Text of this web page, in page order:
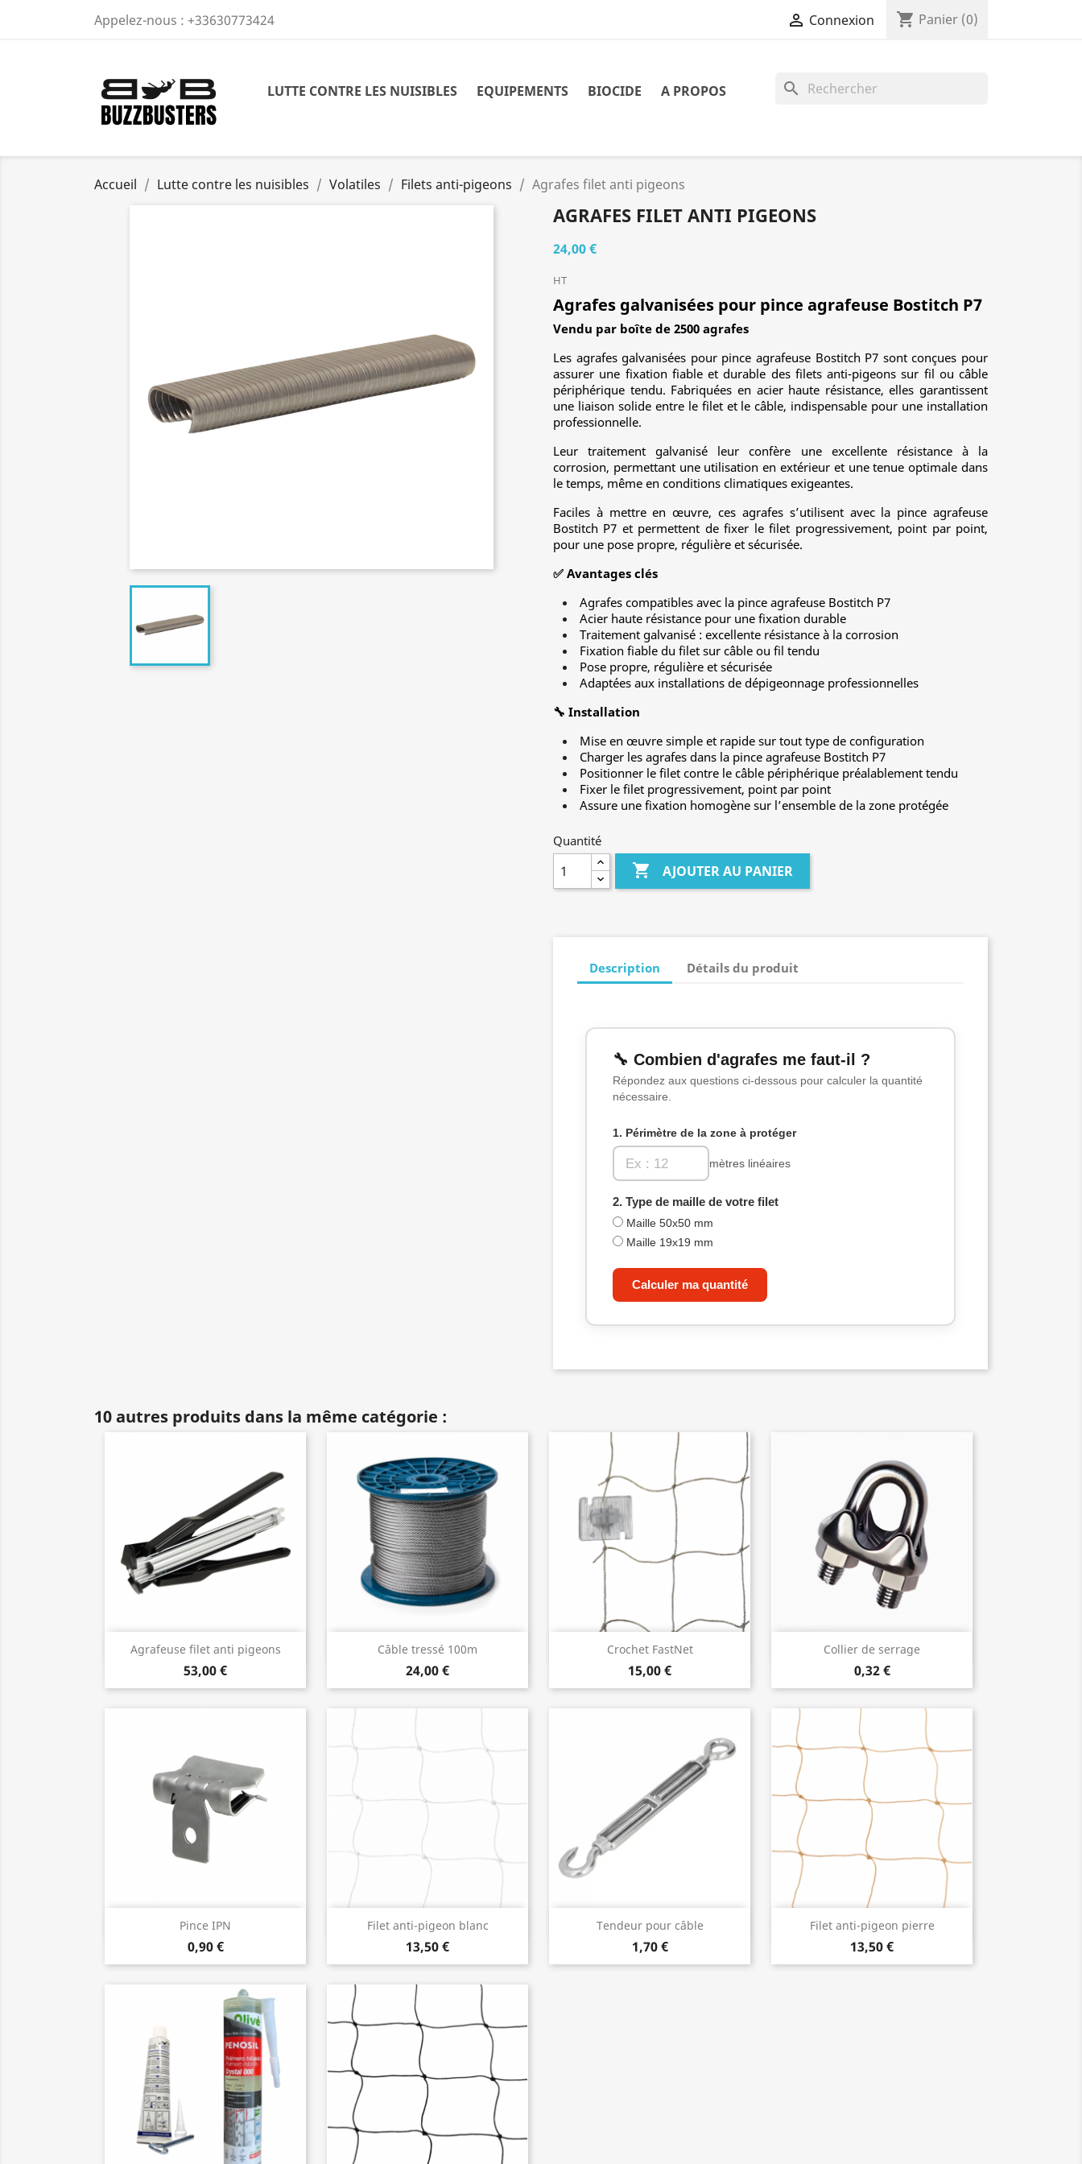
Appelez-nous : +33630773424  Connexion shopping_cart Panier (0)
LUTTE CONTRE LES NUISIBLES EQUIPEMENTS BIOCIDE A PROPOS search
Accueil Lutte contre les nuisibles Volatiles Filets anti-pigeons Agrafes filet anti pigeons
AGRAFES FILET ANTI PIGEONS
24,00 €
HT
Agrafes galvanisées pour pince agrafeuse Bostitch P7
Vendu par boîte de 2500 agrafes
Les agrafes galvanisées pour pince agrafeuse Bostitch P7 sont conçues pour
assurer une fixation fiable et durable des filets anti-pigeons sur fil ou câble
périphérique tendu. Fabriquées en acier haute résistance, elles garantissent
une liaison solide entre le filet et le câble, indispensable pour une installation
professionnelle.
Leur traitement galvanisé leur confère une excellente résistance à la
corrosion, permettant une utilisation en extérieur et une tenue optimale dans
le temps, même en conditions climatiques exigeantes.
Faciles à mettre en œuvre, ces agrafes s’utilisent avec la pince agrafeuse
Bostitch P7 et permettent de fixer le filet progressivement, point par point,
pour une pose propre, régulière et sécurisée.
✅ Avantages clés
Agrafes compatibles avec la pince agrafeuse Bostitch P7
Acier haute résistance pour une fixation durable
Traitement galvanisé : excellente résistance à la corrosion
Fixation fiable du filet sur câble ou fil tendu
Pose propre, régulière et sécurisée
Adaptées aux installations de dépigeonnage professionnelles
🔧 Installation
Mise en œuvre simple et rapide sur tout type de configuration
Charger les agrafes dans la pince agrafeuse Bostitch P7
Positionner le filet contre le câble périphérique préalablement tendu
Fixer le filet progressivement, point par point
Assure une fixation homogène sur l’ensemble de la zone protégée
Quantité
 AJOUTER AU PANIER
Description Détails du produit
🔧 Combien d'agrafes me faut-il ?
Répondez aux questions ci-dessous pour calculer la quantité
nécessaire.
1. Périmètre de la zone à protéger
mètres linéaires
2. Type de maille de votre filet
Maille 50x50 mm
Maille 19x19 mm
Calculer ma quantité
10 autres produits dans la même catégorie :
Agrafeuse filet anti pigeons
53,00 €
Aperçu rapide Câble tressé 100m
24,00 €
Aperçu rapide Crochet FastNet
15,00 €
Aperçu rapide Collier de serrage
0,32 €
Aperçu rapide
Pince IPN
0,90 €
Aperçu rapide Filet anti-pigeon blanc
13,50 €
Aperçu rapide Tendeur pour câble
1,70 €
Aperçu rapide Filet anti-pigeon pierre
13,50 €
Aperçu rapide